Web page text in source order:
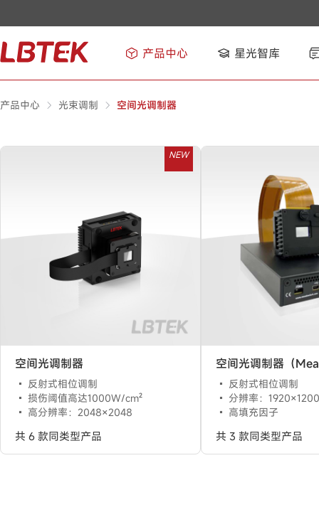
产品中心 星光智库
产品中心 光束调制 空间光调制器
NEW
空间光调制器
反射式相位调制
损伤阈值高达1000W/cm²
高分辨率：2048×2048
共 6 款同类型产品
空间光调制器（
反射式相位调制
分辨率：1920×1200
高填充因子
共 3 款同类型产品